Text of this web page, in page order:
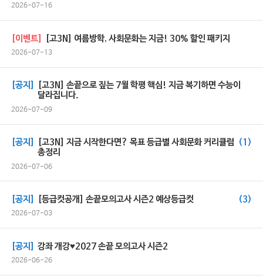
2026-07-16
[이벤트] [고3N] 여름방학, 사회문화는 지금! 30% 할인 패키지
2026-07-13
[공지]
[고3N] 손끝으로 짚는 7월 학평 핵심! 지금 복기하면 수능이
달라집니다.
2026-07-09
[공지]
[고3N] 지금 시작한다면? 목표 등급별 사회문화 커리큘럼
총정리
(1)
2026-07-06
[공지] [등급컷공개] 손끝모의고사 시즌2 예상등급컷 (3)
2026-07-03
[공지] 강좌 개강♥2027 손끝 모의고사 시즌2
2026-06-26